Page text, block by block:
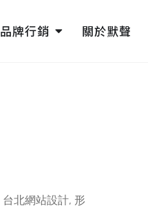
品牌行銷 Open 品牌行銷
關於默聲
台北網站設計, 形